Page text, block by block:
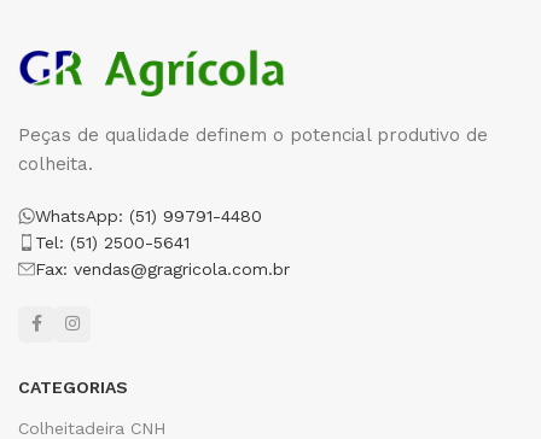
Peças de qualidade definem o potencial produtivo de
colheita.
WhatsApp: (51) 99791-4480
Tel: (51) 2500-5641
Fax: vendas@gragricola.com.br
CATEGORIAS
Colheitadeira CNH